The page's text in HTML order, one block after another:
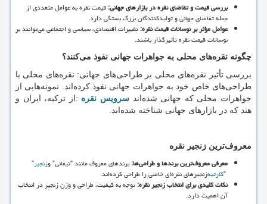
بررسی قیمت و تقاضای نقره در بازارهای جهانی:قیمت نقره به عوامل متعددی از
جمله تقاضای جهانی و تولیدکنندگان بزرگ بستگی دارد.
عوامل مؤثر بر نوسانات قیمت نقره:تغییرات اقتصادی، سیاسی و اجتماعی میتوانند بر
نوسانات قیمت نقره تأثیرگذار باشند.
چگونه نقرههای محلی به جواهرات جهانی نفوذ میکنند؟
بررسی تأثیر نقرههای محلی بر طراحیهای جهانی: نقرههای محلی با
طراحیهای خاص خود به جواهرات جهانی نفوذ کردهاند. نمونههایی از
جواهرات محلی که جهانی شدهاند : سرویس نقره
از ترکیه، ایران و
هند که در بازارهای جهانی شناخته شدهاند.
معروفترین زنجیر نقره
معرفی معروفترین برندها و طراحیها:برندهای معروف مانند "تیفانی" و "زنجیر
کارتیه" زنجیرهای نقرهای خاصی را طراحی کردهاند.
نکات کلیدی برای انتخاب زنجیر نقره:توجه به کیفیت، طراحی و وزن زنجیر در انتخاب
آن اهمیت دارد.